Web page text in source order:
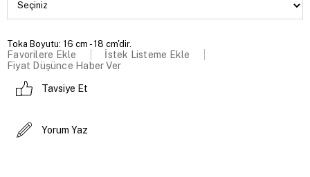
Toka Boyutu: 16 cm - 18 cm'dir.
Favorilere Ekle
İstek Listeme Ekle
Fiyat Düşünce Haber Ver
Tavsiye Et
Yorum Yaz